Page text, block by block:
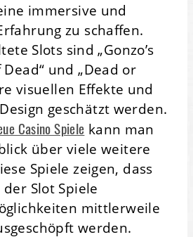
immersive und
zu schaffen.
Slots sind „Gonzo’s
Dead“ und „Dead or
visuellen Effekte und
geschätzt werden.
Casino Spiele kann man
über viele weitere
Spiele zeigen, dass
Slot Spiele
mittlerweile
werden.